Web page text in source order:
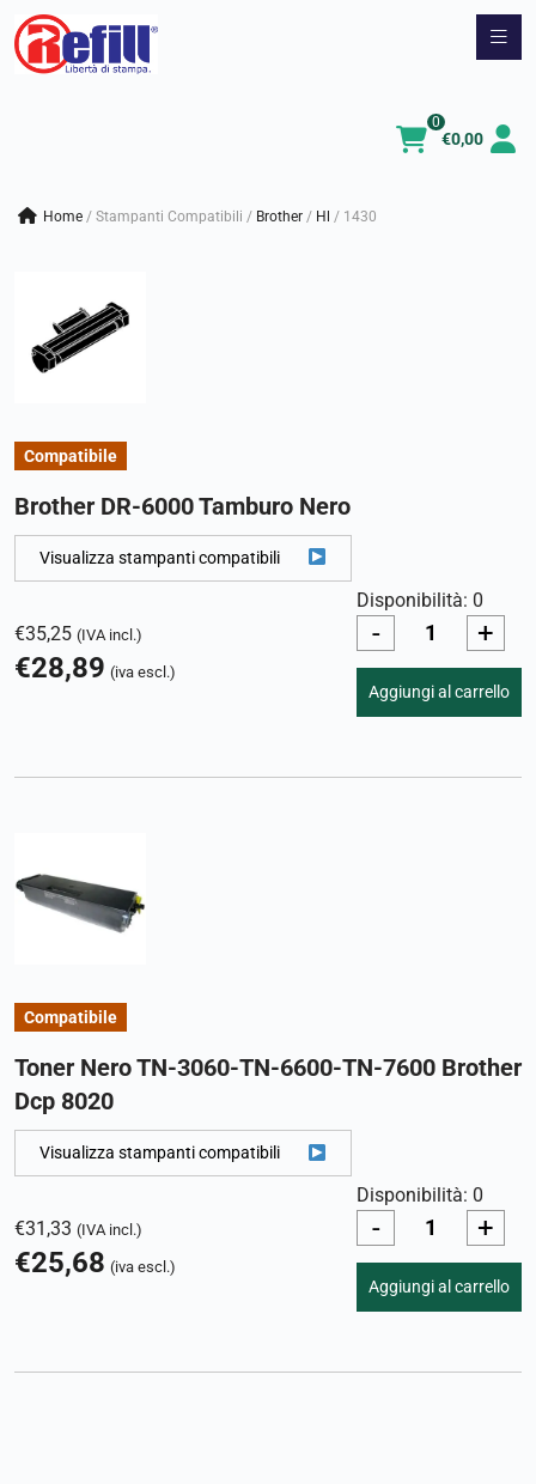
Vai
€0,00
0
Home / Stampanti Compatibili / brother / / 1430
Compatibile
Brother DR-6000 Tamburo Nero
Visualizza stampanti compatibili
€35,25 (IVA incl.)
€28,89 (iva escl.)
Disponibilità: 0
- +
Aggiungi al carrello
Compatibile
Toner Nero TN-3060-TN-6600-TN-7600 Brother
Dcp 8020
Visualizza stampanti compatibili
€31,33 (IVA incl.)
€25,68 (iva escl.)
Disponibilità: 0
- +
Aggiungi al carrello